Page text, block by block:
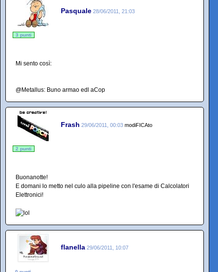
Pasquale 28/06/2011, 21:03
3 punti
Mi sento così:
@Metallus: Buno armao edl aCop
Frash 29/06/2011, 00:03 modiFICAto
2 punti
Buonanotte!
E domani lo metto nel culo alla pipeline con l'esame di Calcolatori
Elettronici!
flanella 29/06/2011, 10:07